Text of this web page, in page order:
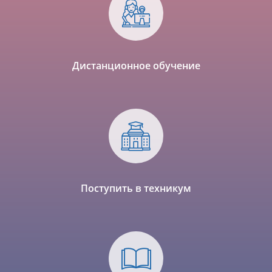
Дистанционное обучение
Поступить в техникум